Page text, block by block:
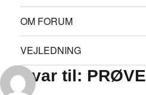
OM FORUM
VEJLEDNING
Svar til: PRØVE